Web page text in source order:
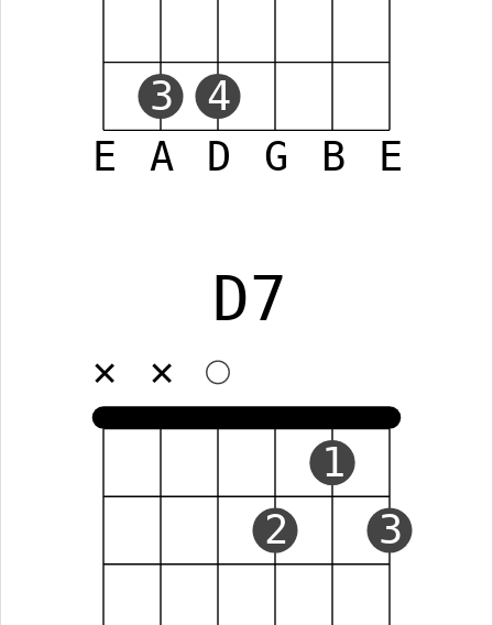
E A D G B E
3 4
D7
✕ ✕
2
1
3